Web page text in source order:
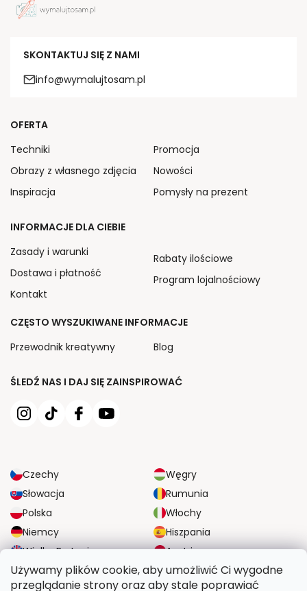
Używamy plików cookie, aby umożliwić Ci wygodne
przeglądanie strony oraz aby stale poprawiać
SKONTAKTUJ SIĘ Z NAMI
info@wymalujtosam.pl
ŚLEDŹ NAS I DAJ SIĘ ZAINSPIROWAĆ
Czechy
Węgry
Słowacja
Rumunia
Polska
Włochy
Niemcy
Hiszpania
Wielka Brytania
Austria
OFERTA
Techniki
Obrazy z własnego zdjęcia
Inspiracja
Promocja
Nowości
Pomysły na prezent
INFORMACJE DLA CIEBIE
Zasady i warunki
Dostawa i płatność
Kontakt
Rabaty ilościowe
Program lojalnościowy
CZĘSTO WYSZUKIWANE INFORMACJE
Przewodnik kreatywny
Blog